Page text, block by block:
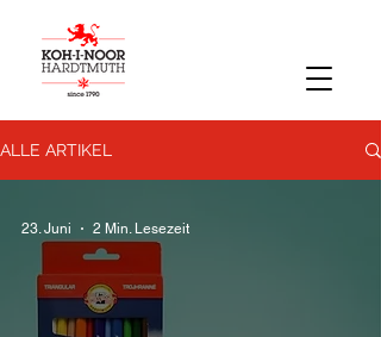
ALLE ARTIKEL
23. Juni 2 Min. Lesezeit